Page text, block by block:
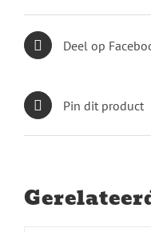
Deel op
Pin dit product